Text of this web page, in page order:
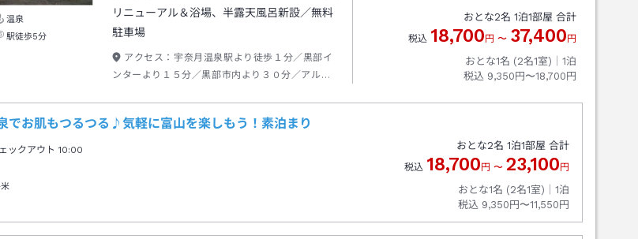
温泉
駅徒歩5分
リニューアル＆浴場、半露天風呂新設／無料
駐車場
アクセス： 宇奈月温泉駅より徒歩１分／黒部イ
ンターより１５分／黒部市内より３０分／アルペ
おとな2名 1泊1部屋 合計
税込 18,700 円 〜 37,400 円
おとな1名 (2名1室)｜ 1泊
税込 9,350円〜18,700円
でお肌もつるつる♪気軽に富山を楽しもう！素泊まり
ックアウト 10:00 おとな2名 1泊1部屋 合計
税込 18,700 円 〜 23,100 円
おとな1名 (2名1室)｜ 1泊
税込 9,350円〜11,550円